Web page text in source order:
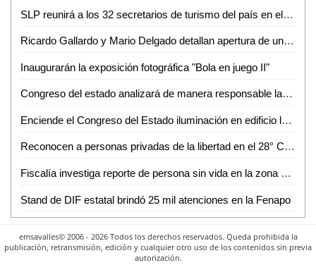
SLP reunirá a los 32 secretarios de turismo del país en el mes de octubre
Ricardo Gallardo y Mario Delgado detallan apertura de universidad en SLP
Inaugurarán la exposición fotográfica "Bola en juego II"
Congreso del estado analizará de manera responsable las iniciativas de leyes de ingresos municipales para el ejercicio fiscal 2026
Enciende el Congreso del Estado iluminación en edificio legislativo de Jardín Hidalgo con motivos patrios
Reconocen a personas privadas de la libertad en el 28° Concurso Nacional de Teatro Penitenciario
Fiscalía investiga reporte de persona sin vida en la zona metropolitana de SLP
Stand de DIF estatal brindó 25 mil atenciones en la Fenapo
emsavalles© 2006 - 2026 Todos los derechos reservados. Queda prohibida la
publicación, retransmisión, edición y cualquier otro uso de los contenidos sin previa
autorización.